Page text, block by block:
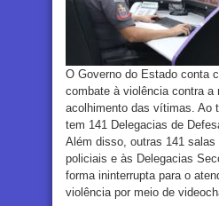
O Governo do Estado conta
combate à violência contra a
acolhimento das vítimas. Ao
tem 141 Delegacias de
Além disso, outras 141 salas
policiais e às Delegacias
forma ininterrupta para o
violência por meio de